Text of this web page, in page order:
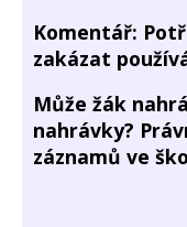
Komentář:
zakázat
Může žák
nahrávky?
záznamů ve